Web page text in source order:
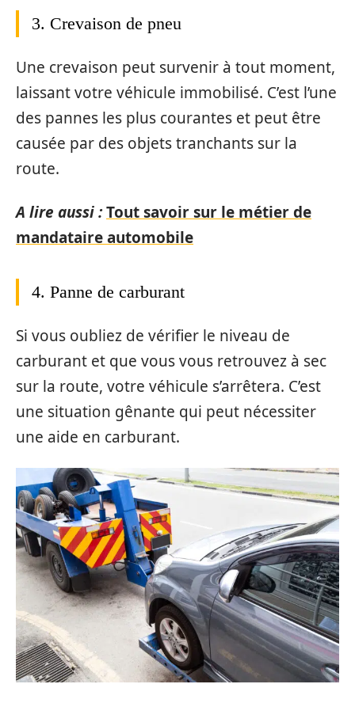
3. Crevaison de pneu
Une crevaison peut survenir à tout moment,
laissant votre véhicule immobilisé. C’est l’une
des pannes les plus courantes et peut être
causée par des objets tranchants sur la
route.
A lire aussi :Tout savoir sur le métier de
mandataire automobile
4. Panne de carburant
Si vous oubliez de vérifier le niveau de
carburant et que vous vous retrouvez à sec
sur la route, votre véhicule s’arrêtera. C’est
une situation gênante qui peut nécessiter
une aide en carburant.